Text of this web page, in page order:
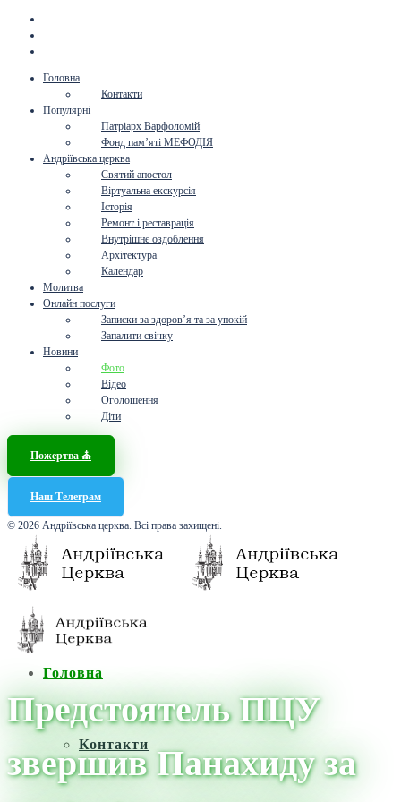
Головна
Контакти
Популярні
Патріарх Варфоломій
Фонд пам’яті МЕФОДІЯ
Андріївська церква
Святий апостол
Віртуальна екскурсія
Історія
Ремонт і реставрація
Внутрішнє оздоблення
Архітектура
Календар
Молитва
Онлайн послуги
Записки за здоров’я та за упокій
Запалити свічку
Новини
Фото
Відео
Оголошення
Діти
Пожертва ⛪️
Наш Телеграм
© 2026 Андріївська церква. Всі права захищені.
Головна
Контакти
Предстоятель ПЦУ
звершив Панахиду за